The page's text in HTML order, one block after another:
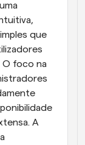
que
foco na
A